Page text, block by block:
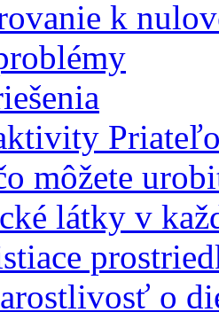
k
môžete
látky v
o